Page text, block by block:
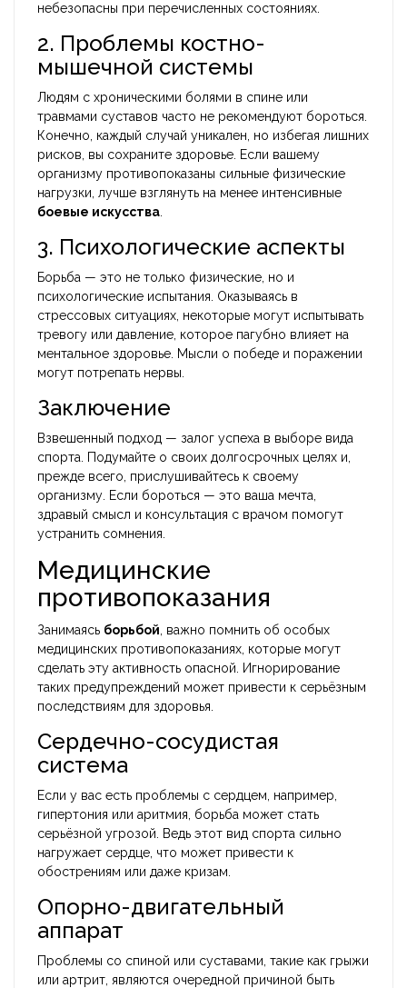
небезопасны при перечисленных состояниях.
2. Проблемы костно-
мышечной системы
Людям с хроническими болями в спине или
травмами суставов часто не рекомендуют бороться.
Конечно, каждый случай уникален, но избегая лишних
рисков, вы сохраните здоровье. Если вашему
организму противопоказаны сильные физические
нагрузки, лучше взглянуть на менее интенсивные
боевые искусства
3. Психологические аспекты
Борьба — это не только физические, но и
психологические испытания. Оказываясь в
стрессовых ситуациях, некоторые могут испытывать
тревогу или давление, которое пагубно влияет на
ментальное здоровье. Мысли о победе и поражении
могут потрепать нервы.
Заключение
Взвешенный подход — залог успеха в выборе вида
спорта. Подумайте о своих долгосрочных целях и,
прежде всего, прислушивайтесь к своему
организму. Если бороться — это ваша мечта,
здравый смысл и консультация с врачом помогут
устранить сомнения.
Медицинские
противопоказания
Занимаясь борьбой , важно помнить об особых
медицинских противопоказаниях, которые могут
сделать эту активность опасной. Игнорирование
таких предупреждений может привести к серьёзным
последствиям для здоровья.
Сердечно-сосудистая
система
Если у вас есть проблемы с сердцем, например,
гипертония или аритмия, борьба может стать
серьёзной угрозой. Ведь этот вид спорта сильно
нагружает сердце, что может привести к
обострениям или даже кризам.
Опорно-двигательный
аппарат
Проблемы со спиной или суставами, такие как грыжи
или артрит, являются очередной причиной быть